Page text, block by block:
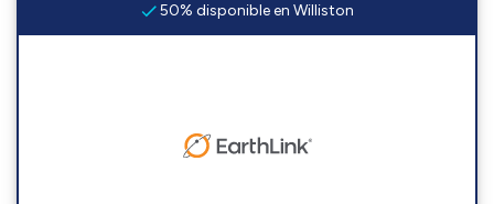
50% disponible en Williston